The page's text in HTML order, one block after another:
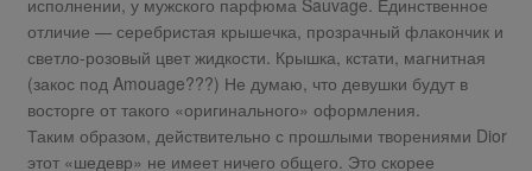
исполнении, у мужского парфюма Sauvage. Единственное
отличие — серебристая крышечка, прозрачный флакончик и
светло-розовый цвет жидкости. Крышка, кстати, магнитная
(закос под Amouage???) Не думаю, что девушки будут в
восторге от такого «оригинального» оформления.
Таким образом, действительно с прошлыми творениями Dior
этот «шедевр» не имеет ничего общего. Это скорее